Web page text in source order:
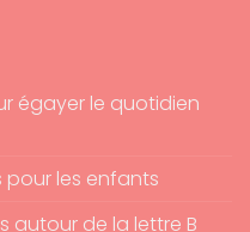
égayer le quotidien
pour les enfants
autour de la lettre B